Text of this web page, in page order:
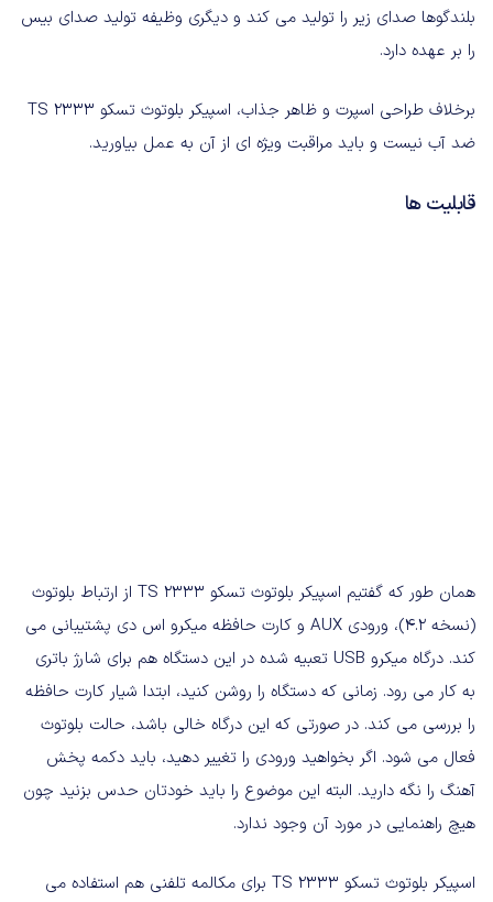
بلندگوها صدای زیر را تولید می کند و دیگری وظیفه تولید صدای بیس
را بر عهده دارد.
برخلاف طراحی اسپرت و ظاهر جذاب، اسپیکر بلوتوث تسکو TS 2333
ضد آب نیست و باید مراقبت ویژه ای از آن به عمل بیاورید.
قابلیت ها
همان طور که گفتیم اسپیکر بلوتوث تسکو TS 2333 از ارتباط بلوتوث
(نسخه 4.2)، ورودی AUX و کارت حافظه میکرو اس دی پشتیبانی می
کند. درگاه میکرو USB تعبیه شده در این دستگاه هم برای شارژ باتری
به کار می رود. زمانی که دستگاه را روشن کنید، ابتدا شیار کارت حافظه
را بررسی می کند. در صورتی که این درگاه خالی باشد، حالت بلوتوث
فعال می شود. اگر بخواهید ورودی را تغییر دهید، باید دکمه پخش
آهنگ را نگه دارید. البته این موضوع را باید خودتان حدس بزنید چون
هیچ راهنمایی در مورد آن وجود ندارد.
اسپیکر بلوتوث تسکو TS 2333 برای مکالمه تلفنی هم استفاده می